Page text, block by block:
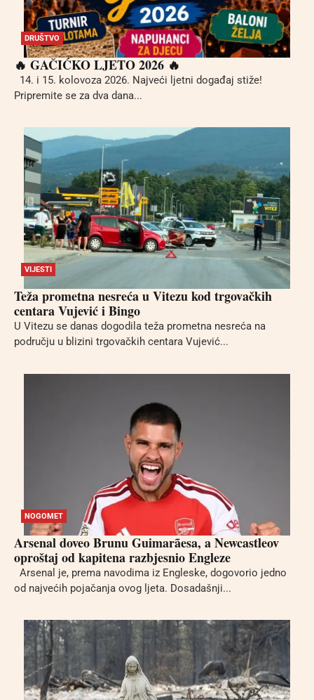
DRUŠTVO
🔥 GAČIĆKO LJETO 2026 🔥
14. i 15. kolovoza 2026. Najveći ljetni događaj stiže!
Pripremite se za dva dana...
VIJESTI
Teža prometna nesreća u Vitezu kod trgovačkih
centara Vujević i Bingo
U Vitezu se danas dogodila teža prometna nesreća na
području u blizini trgovačkih centara Vujević...
NOGOMET
Arsenal doveo Brunu Guimarãesa, a Newcastleov
oproštaj od kapitena razbjesnio Engleze
Arsenal je, prema navodima iz Engleske, dogovorio jedno
od najvećih pojačanja ovog ljeta. Dosadašnji...